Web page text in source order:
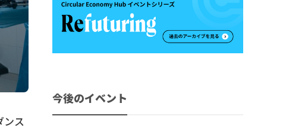
ンス
今後のイベント